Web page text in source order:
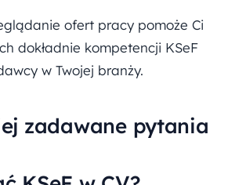
ofert pracy pomoże Ci
dokładnie kompetencji KSeF
w Twojej branży.
zadawane pytania